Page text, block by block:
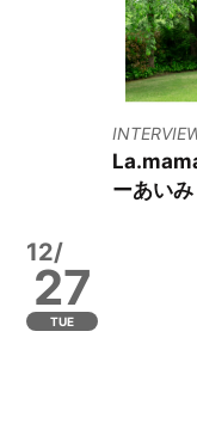
ーあい
12/
27
TUE